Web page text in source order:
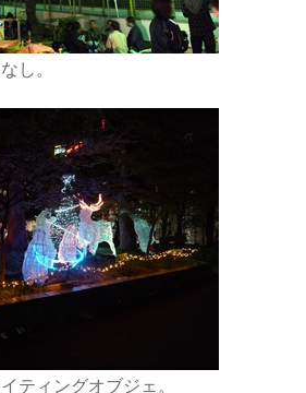
し。
ティングオブジェ。